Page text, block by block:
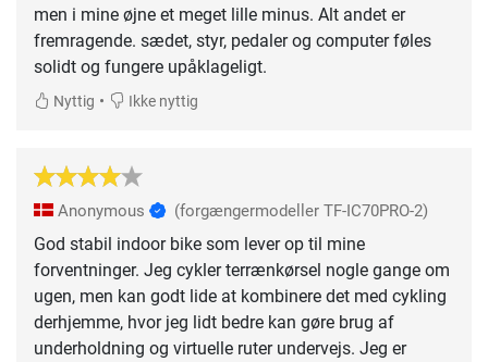
men i mine øjne et meget lille minus. Alt andet er
fremragende. sædet, styr, pedaler og computer føles
solidt og fungere upåklageligt.
Nyttig • Ikke nyttig
Anonymous (forgængermodeller TF-IC70PRO-2)
God stabil indoor bike som lever op til mine
forventninger. Jeg cykler terrænkørsel nogle gange om
ugen, men kan godt lide at kombinere det med cykling
derhjemme, hvor jeg lidt bedre kan gøre brug af
underholdning og virtuelle ruter undervejs. Jeg er